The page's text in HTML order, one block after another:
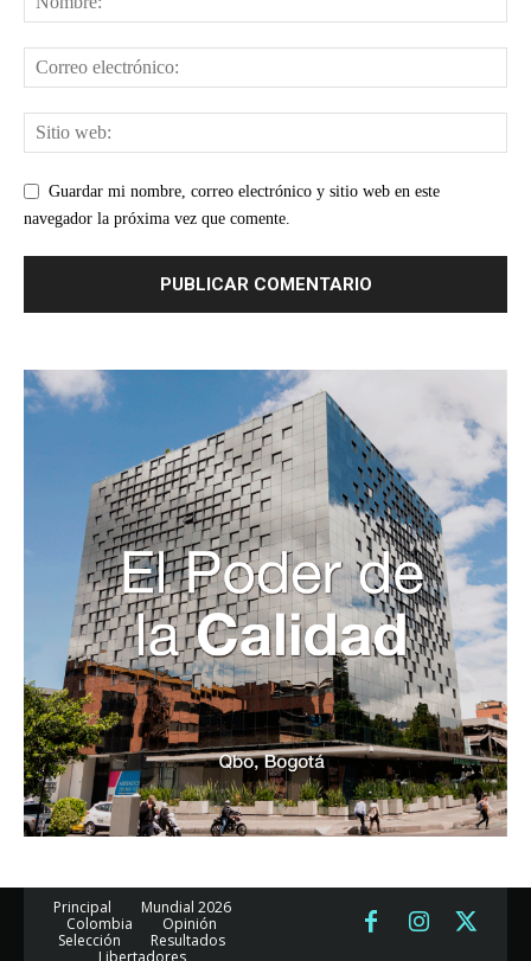
Guardar mi nombre, correo electrónico y sitio web en este
navegador la próxima vez que comente.
Principal
Mundial 2026
Colombia
Opinión
Selección
Resultados